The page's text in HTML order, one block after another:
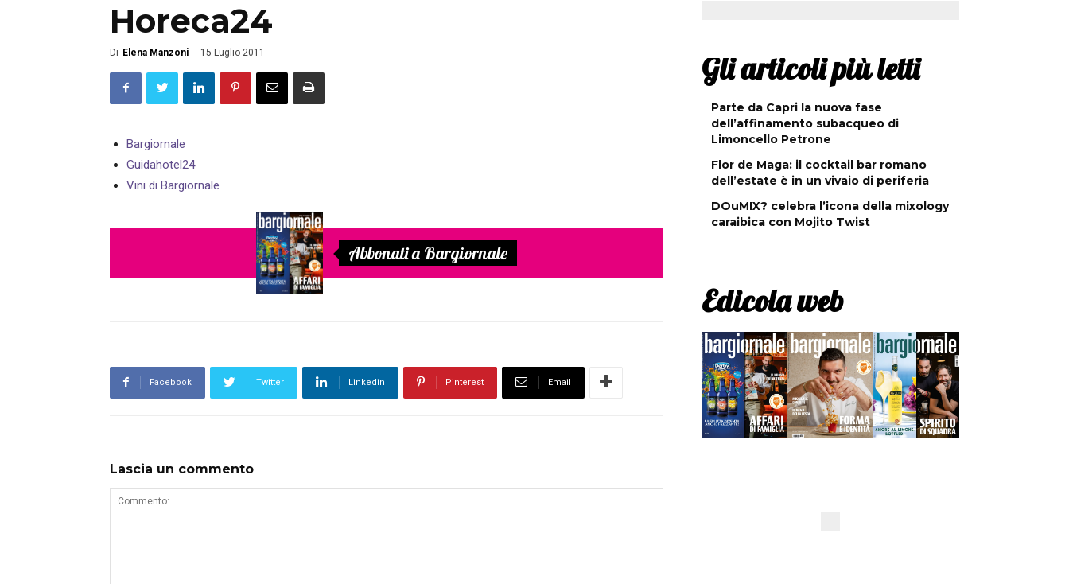
Horeca24
Di Elena Manzoni - 15 Luglio 2011
Bargiornale
Guidahotel24
Vini di Bargiornale
Abbonati a Bargiornale
Facebook Twitter Linkedin Pinterest Email
Lascia un commento
Gli articoli più letti
Parte da Capri la nuova fase
dell’affinamento subacqueo di
Limoncello Petrone
Flor de Maga: il cocktail bar romano
dell’estate è in un vivaio di periferia
DOuMIX? celebra l’icona della mixology
caraibica con Mojito Twist
Edicola web